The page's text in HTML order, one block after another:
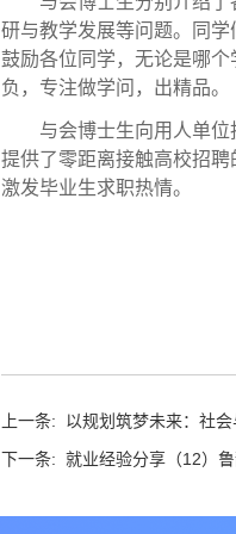
研与教学发展等问题。同
鼓励各位同学，无论是哪
负，专注做学问，出精品。
与会博士生向用人单
提供了零距离接触高校招
激发毕业生求职热情。
上一条:
以规划筑梦未来：社
下一条: 就业经验分享（12）